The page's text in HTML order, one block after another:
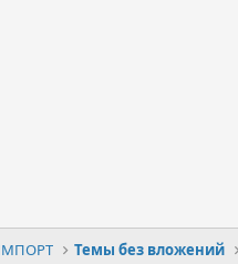
Темы без вложений